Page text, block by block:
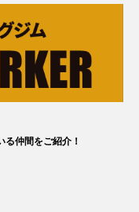
仲間をご紹介！